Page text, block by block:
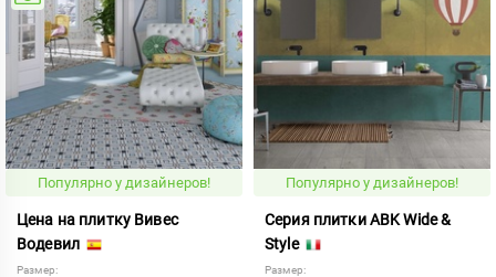
Популярно у дизайнеров!
Цена на плитку Вивес
Водевил
Размер:
Популярно у дизайнеров!
Серия плитки ABK Wide &
Style
Размер: